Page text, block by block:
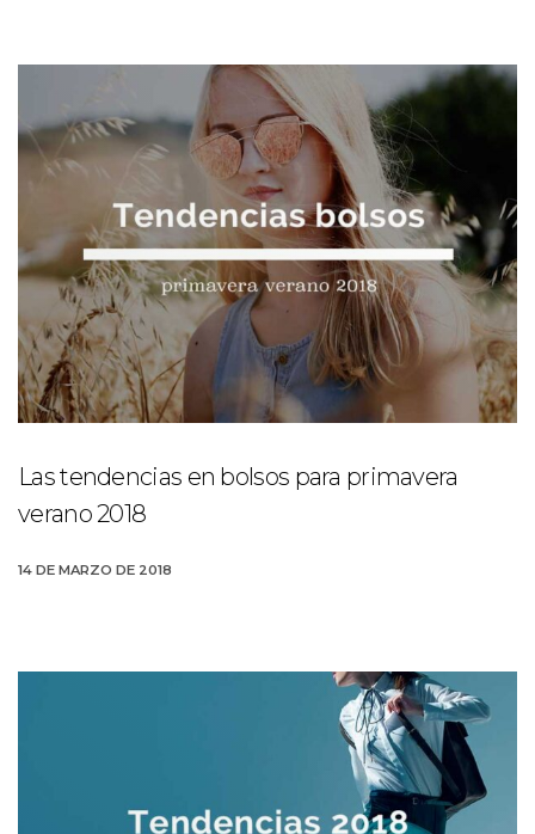
Las tendencias en bolsos para primavera
verano 2018
14 DE MARZO DE 2018